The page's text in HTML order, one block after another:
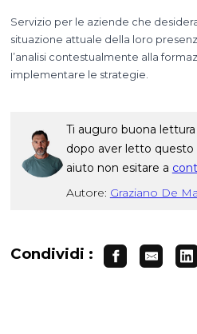
Servizio per le aziende che
situazione attuale della loro
l’analisi contestualmente alla
implementare le strategie.
Ti auguro buona
dopo aver letto questo
aiuto non esitare a
Autore: Graziano De
Condividi :